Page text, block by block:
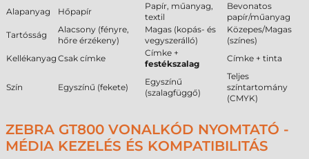
Alapanyag
Hőpapír
Papír, műanyag,
textil
Bevonatos
papír/műanyag
Tartósság
Alacsony (fényre,
hőre érzékeny)
Magas (kopás- és
vegyszerálló)
Közepes/Magas
(színes)
Kellékanyag Csak címke
Címke +
festékszalag
Címke + tinta
Szín Egyszínű (fekete)
Egyszínű
(szalagfüggő)
Teljes
színtartomány
(CMYK)
ZEBRA GT800 VONALKÓD NYOMTATÓ -
MÉDIA KEZELÉS ÉS KOMPATIBILITÁS